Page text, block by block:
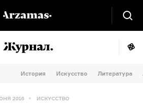
История Искусство Литература
2016 ИСКУССТВО